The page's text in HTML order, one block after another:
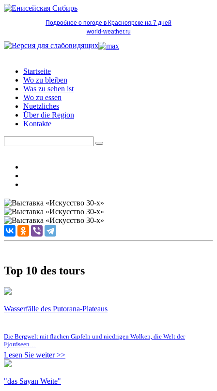
Подробнее о погоде в Красноярске на 7 дней
world-weather.ru
Startseite
Wo zu bleiben
Was zu sehen ist
Wo zu essen
Nuetzliches
Über die Region
Kontakte
Top 10 des tours
Wasserfälle des Putorana-Plateaus
Die Bergwelt mit flachen Gipfeln und niedrigen Wolken, die Welt der
Fjordseen…
Lesen Sie weiter >>
"das Sayan Weite"